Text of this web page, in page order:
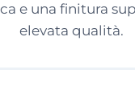
e una finitura
elevata qualità.